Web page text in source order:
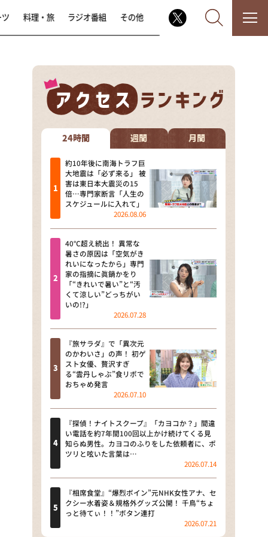
なるみ・岡村の過ぎるTV
相席食堂
これ余談なんですけど・・・
～人生密着トークバラエティ！
～ やすとものいたって真剣です
探偵！ナイトスクープ
news おかえり
河合＆A.B.C-Z塚田×福井アナ
「なんでやねん！？」（news お
かえり）
DAIGOも台所 ～きょうの献立 何
にする？～
本日はダイアンなり！シーズン２
朝だ！生です旅サラダ
教えて！ニュースライブ 正義の
ミカタ
ＬＩＦＥ～夢のカタチ～
新婚さんいらっしゃい！
ポツンと一軒家
ザキ山小屋本館
料理・旅 ラジオ番組 その他
24時間 週間 月間
約10年後に南海トラフ巨
大地震は「必ず来る」 被
害は東日本大震災の15
倍…専門家断言「人生の
スケジュールに入れて」
2026.08.06
40℃超え続出！ 異常な
暑さの原因は「空気がき
れいになったから」専門
家の指摘に眞鍋かをり
「“きれいで暑い”と“汚
くて涼しい”どっちがい
いの!?」
2026.07.28
『旅サラダ』で「異次元
のかわいさ」の声！ 初ゲ
スト女優、贅沢すぎ
る“雲丹しゃぶ”食リポで
おちゃめ発言
2026.07.10
『探偵！ナイトスクープ』「カヨコか？」間違
い電話を約7年間100回以上かけ続けてくる見
知らぬ男性。カヨコのふりをした依頼者に、ポ
ツリと呟いた言葉は…
2026.07.14
『相席食堂』“爆烈ボイン”元NHK女性アナ、セ
クシー水着姿＆規格外グッズ公開！ 千鳥“ちょ
っと待てぃ！！”ボタン連打
2026.07.21